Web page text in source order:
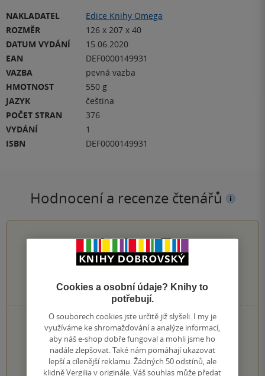
NAKLADATEL
Edice Knihy Omega
ROZMĚR
126 x 207 x 40
DATUM VYDÁNÍ
15.06.2020
EAN
DEF0000149931
VAZBA
pevná vazba
HMOTNOST
550 g
JAZYK
čeština
POČET STRAN
376
VYDÁNÍ
1
ISBN
DEF0000149931
Hodnocení a recenze čtenářů
4.4z5
9hodnocení čtenářů
6×
5 hvězdiček
1×
4 hvězdičky
2×
3 hvězdičky
0×
2 hvězdičky
0×
1 hvezdička
Cookies a osobní údaje? Knihy to
potřebují.
O souborech cookies jste určitě již slyšeli. I my je
využíváme ke shromažďování a analýze informací,
aby náš e-shop dobře fungoval a mohli jsme ho
nadále zlepšovat. Také nám pomáhají ukazovat
lepší a cílenější reklamu. Žádných 50 odstínů, ale
klidně Vergilia v originále. Váš souhlas může předat